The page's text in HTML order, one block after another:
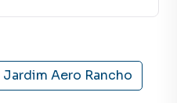
Jardim Aero Rancho